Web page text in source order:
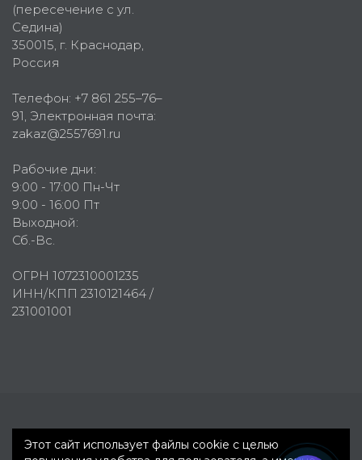
(пересечение с ул.
Седина)
350015 , г. Краснодар,
Россия
Телефон: +7 861 255–76–
91 , Электронная почта:
zakaz@2557691.ru
Рабочие дни:
9:00 - 17:00 Пн-Чт
9:00 - 16:00 Пт
Выходной:
Сб.-Вс.
ОГРН 1072310001235
ИНН/КПП 2310121464 /
231001001
Этот сайт использует файлы cookie с целью